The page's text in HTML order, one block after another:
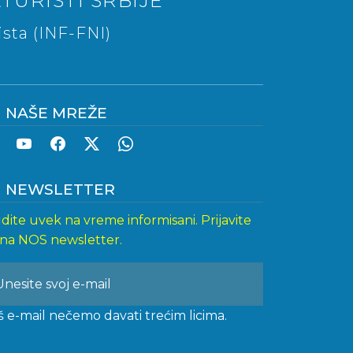
(INF-FNI)
NAŠE MREŽE
NEWSLETTER
uvek na vreme informisani. Prijavite
NOS newsletter.
e-mail nečemo davati trećim licima.